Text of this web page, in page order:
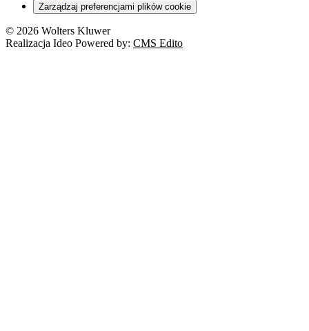
Zarządzaj preferencjami plików cookie
© 2026 Wolters Kluwer
Realizacja Ideo Powered by: CMS Edito